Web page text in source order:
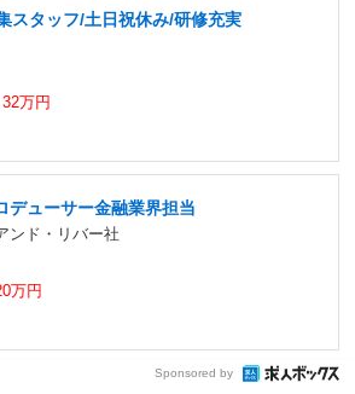
スタッフ/土日祝休み/研修充実
万円
デューサー金融業界担当
ンド・リバー社
万円
Sponsored by